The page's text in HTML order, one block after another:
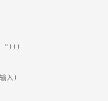
：")))
入)